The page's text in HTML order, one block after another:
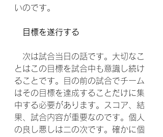
いのです。
目標を遂行する
次は試合当日の話です。大切なこ
とはこの目標を試合中も意識し続け
ることです。目の前の試合でチーム
はその目標を達成することだけに集
中する必要があります。スコア、結
果、試合内容が重要なのです。個人
の良し悪しは二の次です。確かに個